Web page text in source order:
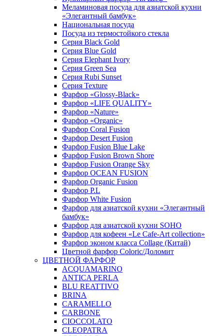
Меламиновая посуда для азиатской кухни
«Элегантный бамбук»
Национальная посуда
Посуда из термостойкого стекла
Серия Black Gold
Серия Blue Gold
Серия Elephant Ivory
Серия Green Sea
Серия Rubi Sunset
Серия Texture
Фарфор «Glossy-Black»
Фарфор «LIFE QUALITY»
Фарфор «Nature»
Фарфор «Organic»
Фарфор Coral Fusion
Фарфор Desert Fusion
Фарфор Fusion Blue Lake
Фарфор Fusion Brown Shore
Фарфор Fusion Orange Sky
Фарфор OCEAN FUSION
Фарфор Organic Fusion
Фарфор P.L
Фарфор White Fusion
Фарфор для азиатской кухни «Элегантный
бамбук»
Фарфор для азиатской кухни SOHO
Фарфор для кофеен «Le Cafe-Art collection»
Фарфор эконом класса Collage (Китай)
Цветной фарфор Coloric/Доломит
ЦВЕТНОЙ ФАРФОР
ACQUAMARINO
ANTICA PERLA
BLU REATTIVO
BRINA
CARAMELLO
CARBONE
CIOCCOLATO
CLEOPATRA